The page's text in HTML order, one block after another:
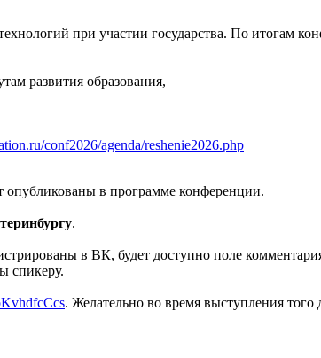
при участии государства. По итогам
развития образования,
conf2026/agenda/reshenie2026.php
опубликованы в программе конференции.
.
в ВК, будет доступно поле
спикеру.
. Желательно во время выступления того